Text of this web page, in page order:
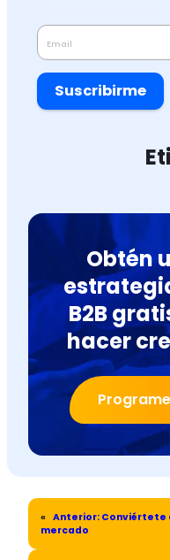
Suscribirme
Obtén
B2B
hacer
« Anterior: Conviértete
mercado